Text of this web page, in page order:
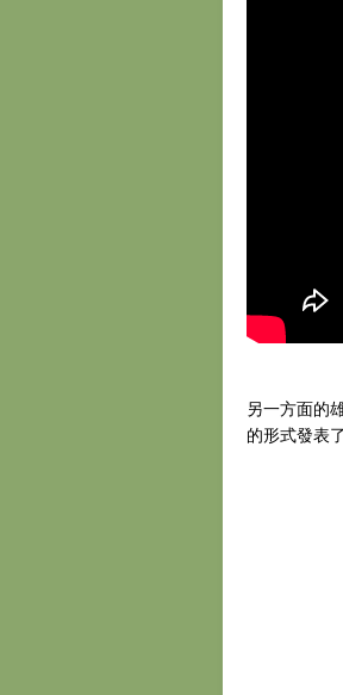
另一方面的
的形式發表